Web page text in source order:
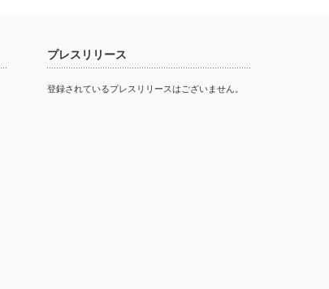
プレスリリース
登録されているプレスリリースはございません。